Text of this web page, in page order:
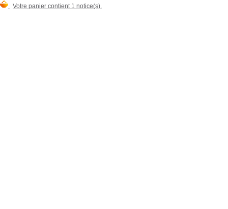
Votre panier contient 1 notice(s).